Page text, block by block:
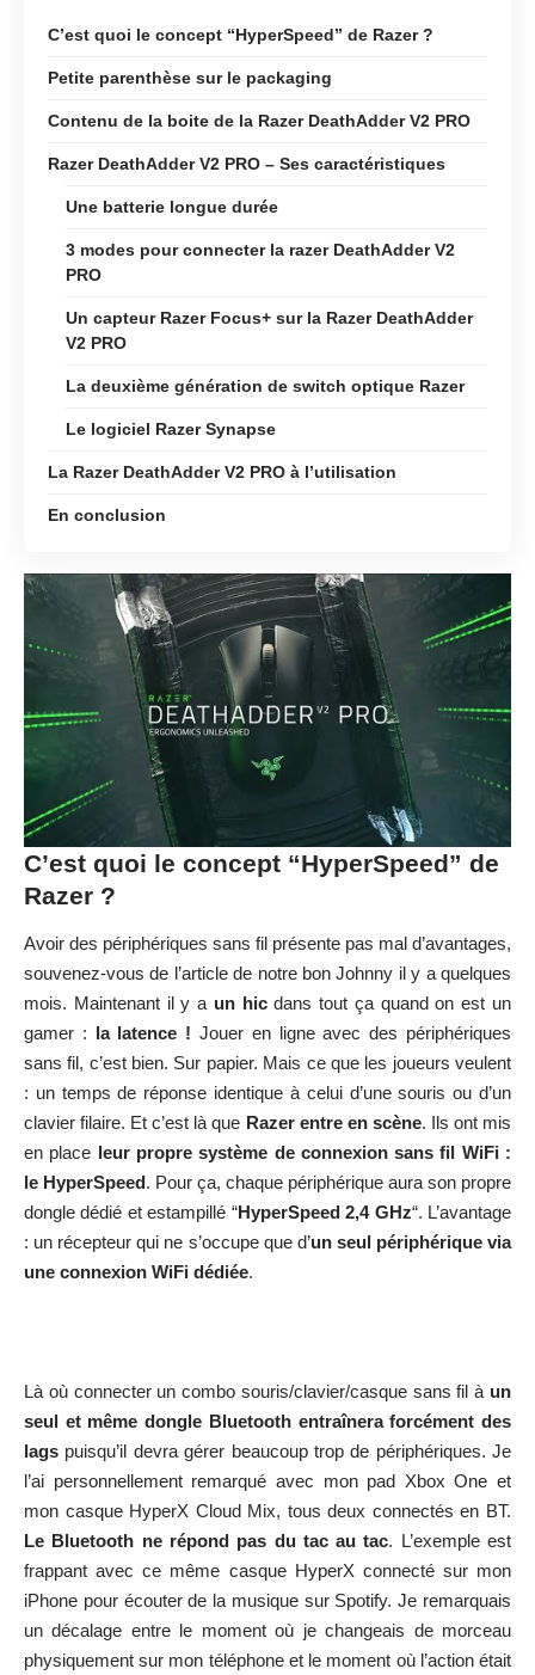
C’est quoi le concept “HyperSpeed” de Razer ?
Petite parenthèse sur le packaging
Contenu de la boite de la Razer DeathAdder V2 PRO
Razer DeathAdder V2 PRO – Ses caractéristiques
Une batterie longue durée
3 modes pour connecter la razer DeathAdder V2
PRO
Un capteur Razer Focus+ sur la Razer DeathAdder
V2 PRO
La deuxième génération de switch optique Razer
Le logiciel Razer Synapse
La Razer DeathAdder V2 PRO à l’utilisation
En conclusion
C’est quoi le concept “HyperSpeed” de
Razer ?
Avoir des périphériques sans fil présente pas mal d’avantages,
souvenez-vous de l’article de notre bon Johnny il y a quelques
mois. Maintenant il y a un hicdans tout ça quand on est un
gamer : la latence ! Jouer en ligne avec des périphériques
sans fil, c’est bien. Sur papier. Mais ce que les joueurs veulent
: un temps de réponse identique à celui d’une souris ou d’un
clavier filaire. Et c’est là que Razer entre en scène. Ils ont mis
en place leur propre système de connexion sans fil WiFi :
le HyperSpeed. Pour ça, chaque périphérique aura son propre
dongle dédié et estampillé “HyperSpeed 2,4 GHz“. L’avantage
: un récepteur qui ne s’occupe que d’un seul périphérique via
une connexion WiFi dédiée.
Là où connecter un combo souris/clavier/casque sans fil à un
seul et même dongle Bluetooth entraînera forcément des
lags puisqu’il devra gérer beaucoup trop de périphériques. Je
l’ai personnellement remarqué avec mon pad Xbox One et
mon casque HyperX Cloud Mix, tous deux connectés en BT.
Le Bluetooth ne répond pas du tac au tac. L’exemple est
frappant avec ce même casque HyperX connecté sur mon
iPhone pour écouter de la musique sur Spotify. Je remarquais
un décalage entre le moment où je changeais de morceau
physiquement sur mon téléphone et le moment où l’action était